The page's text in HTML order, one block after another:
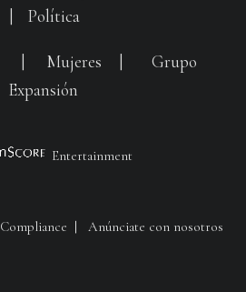
Política
Mujeres
Grupo
Expansión
Entertainment
Compliance Anúnciate con nosotros